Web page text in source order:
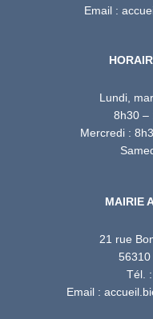
Email :
Lundi,
8h30 –
Mercredi :
MAIRIE
21 rue
56310
Tél.
Email :